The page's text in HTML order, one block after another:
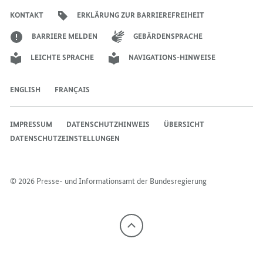
KONTAKT ERKLÄRUNG ZUR BARRIEREFREIHEIT
BARRIERE MELDEN GEBÄRDENSPRACHE
LEICHTE SPRACHE NAVIGATIONS-HINWEISE
ENGLISH FRANÇAIS
© 2026 Presse- und Informationsamt der Bundesregierung
IMPRESSUM DATENSCHUTZHINWEIS
ÜBERSICHT
DATENSCHUTZEINSTELLUNGEN
Nach
oben